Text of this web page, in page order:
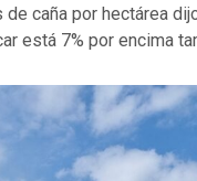
caña por hectárea
está 7% por encima